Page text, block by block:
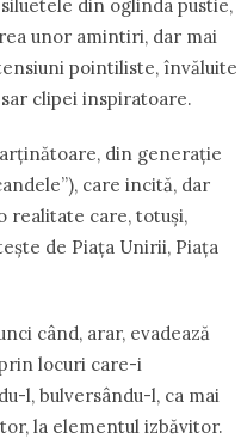
din oglinda pustie,
unor amintiri, dar mai
pointiliste, învăluite
clipei inspiratoare.
din generație
care incită, dar
realitate care, totuși,
de Piața Unirii, Piața
când, arar, evadează
locuri care-i
l, bulversându-l, ca mai
la elementul izbăvitor.